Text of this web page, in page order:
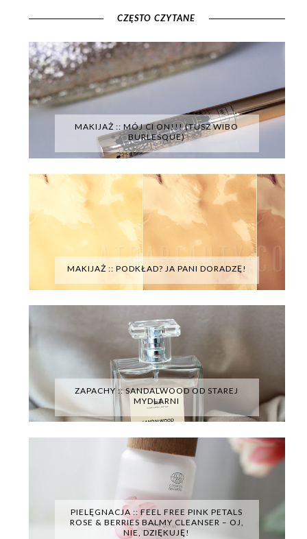
CZĘSTO CZYTANE
MAKIJAŻ :: MÓJ CI ON!!! (TUSZ WIBO
BURLESQUE)
MAKIJAŻ :: PODKŁAD? JA PANI DORADZĘ!
ZAPACHY :: SANDALWOOD OD STAREJ
MYDLARNI
PIELĘGNACJA :: FEEL FREE PINK PETALS
ROSE & BERRIES BALMY CLEANSER – OJ,
NIE, DZIĘKUJĘ!